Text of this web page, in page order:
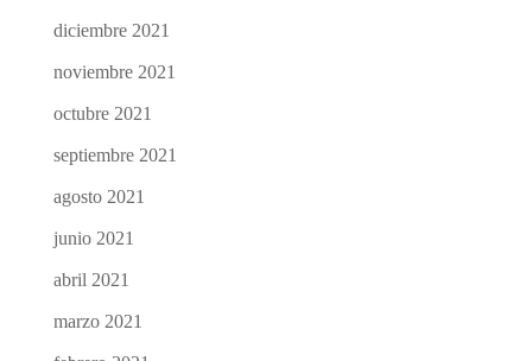
diciembre 2021
noviembre 2021
octubre 2021
septiembre 2021
agosto 2021
junio 2021
abril 2021
marzo 2021